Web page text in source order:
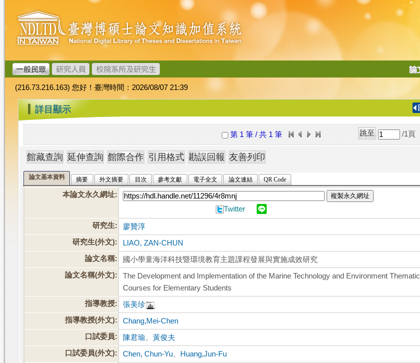
跳
到
主
要
內
容
臺
灣
博
碩
士
論
文
加
值
系
統
導
(216.73.216.163) 您好！臺灣時間：2026/08/07 21:39
::: 詳目顯示
第 1 筆 / 共 1 筆 /1 頁
論文基本資料 摘要 外文摘要 目次 參考文獻 電子全文 論文連結 QR Code
本論文永久網址: 複製永久網址
Twitter
研究生:
廖贊淳
研究生(外文):
LIAO, ZAN-CHUN
論文名稱:
國小學童海洋科技暨環境教育主題課程發展與實施成效研究
論文名稱(外文):
The Development and Implementation of the Marine Technology and Environment Thematic
Courses for Elementary Students
指導教授:
張美珍
指導教授(外文):
Chang,Mei-Chen
口試委員:
陳君瑜 、黃俊夫
口試委員(外文):
Chen, Chun-Yu
Huang,Jun-Fu